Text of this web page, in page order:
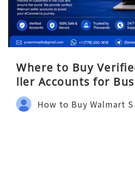
Where to Buy
ller Accounts for
How to Buy Walmart S